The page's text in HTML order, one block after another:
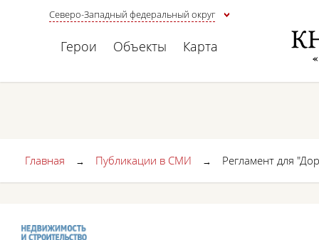
Северо-Западный федеральный округ
Герои Объекты Карта
Главная → Публикации в СМИ → Регламент для